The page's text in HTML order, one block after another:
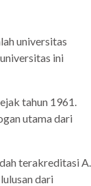
universitas
ini
tahun 1961.
utama dari
terakreditasi A.
dari